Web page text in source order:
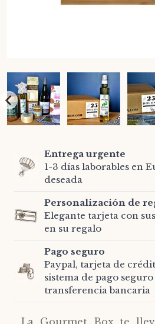
Entrega urgente
1-3 días laborables en
deseada
Personalización de
Elegante tarjeta con
en su regalo
Pago seguro
Paypal, tarjeta de
sistema de pago
transferencia bancaria
La Gourmet Box te